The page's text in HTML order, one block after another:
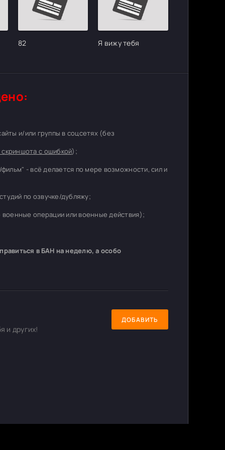
82 Я вижу тебя
и/или группы в соцсетях (без
с ошибкой);
- всё делается по мере возможности, сил и
по озвучке/дубляжу;
военные операции или военные действия);
в БАН на неделю, а особо
и других!
ДОБАВИТЬ